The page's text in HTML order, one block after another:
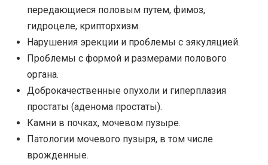
передающиеся половым путем, фимоз,
гидроцеле, крипторхизм.
Нарушения эрекции и проблемы с эякуляцией.
Проблемы с формой и размерами полового
органа.
Доброкачественные опухоли и гиперплазия
простаты (аденома простаты).
Камни в почках, мочевом пузыре.
Патологии мочевого пузыря, в том числе
врожденные.